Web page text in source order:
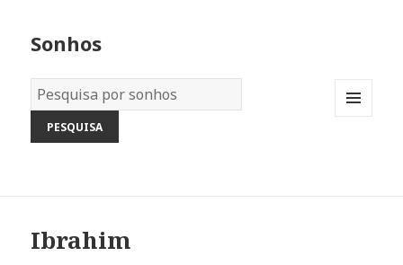
Sonhos
Dicionário
dos
Sonhos:
Ibrahim